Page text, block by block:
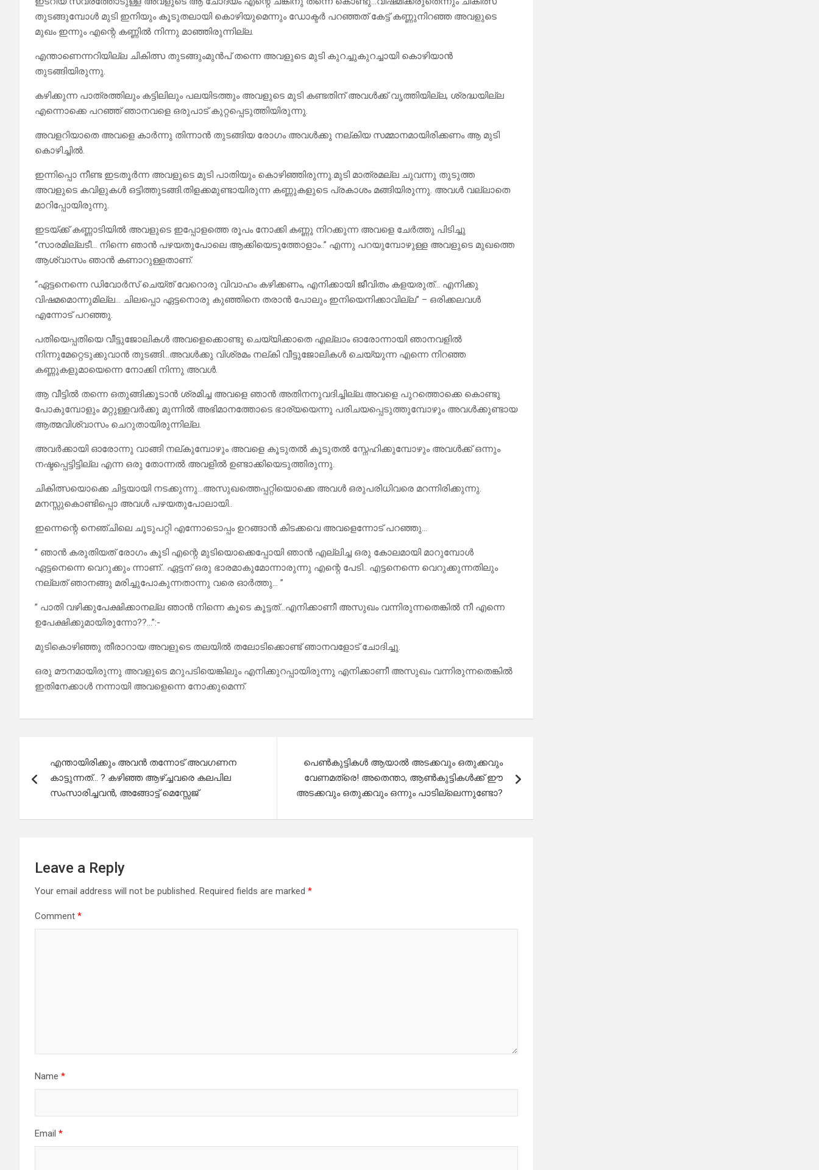
തുടങ്ങുമ്പോൾ മുടി ഇനിയും കൂടുതലായി കൊഴിയുമെന്നും ഡോക്ടർ പറഞ്ഞത് കേട്ട് കണ്ണുനിറഞ്ഞ അവളുടെ
മുഖം ഇന്നും എന്റെ കണ്ണിൽ നിന്നു മാഞ്ഞിരുന്നില്ല.
എന്താണെന്നറിയില്ല ചികിത്സ തുടങ്ങുംമുൻപ് തന്നെ അവളുടെ മുടി കുറച്ചുകുറച്ചായി കൊഴിയാൻ
തുടങ്ങിയിരുന്നു.
കഴിക്കുന്ന പാത്രത്തിലും കട്ടിലിലും പലയിടത്തും അവളുടെ മുടി കണ്ടതിന് അവൾക്ക് വൃത്തിയില്ല, ശ്രദ്ധയില്ല
എന്നൊക്കെ പറഞ്ഞ് ഞാനവളെ ഒരുപാട് കുറ്റപ്പെടുത്തിയിരുന്നു.
അവളറിയാതെ അവളെ കാർന്നു തിന്നാൻ തുടങ്ങിയ രോഗം അവൾക്കു നല്കിയ സമ്മാനമായിരിക്കണം ആ മുടി
കൊഴിച്ചിൽ.
ഇന്നിപ്പൊ നീണ്ട ഇടതൂർന്ന അവളുടെ മുടി പാതിയും കൊഴിഞ്ഞിരുന്നു.മുടി മാത്രമല്ല ചുവന്നു തുടുത്ത
അവളുടെ കവിളുകൾ ഒട്ടിത്തുടങ്ങി.തിളക്കമുണ്ടായിരുന്ന കണ്ണുകളുടെ പ്രകാശം മങ്ങിയിരുന്നു. അവൾ വല്ലാതെ
മാറിപ്പോയിരുന്നു.
ഇടയ്ക്ക് കണ്ണാടിയിൽ അവളുടെ ഇപ്പോളത്തെ രൂപം നോക്കി കണ്ണു നിറക്കുന്ന അവളെ ചേർത്തു പിടിച്ചു
“സാരമില്ലടീ… നിന്നെ ഞാൻ പഴയതുപോലെ ആക്കിയെടുത്തോളാം..” എന്നു പറയുമ്പോഴുള്ള അവളുടെ മുഖത്തെ
ആശ്വാസം ഞാൻ കണാറുള്ളതാണ്.
“ഏട്ടനെന്നെ ഡിവോർസ് ചെയ്ത് വേറൊരു വിവാഹം കഴിക്കണം, എനിക്കായി ജീവിതം കളയരുത്… എനിക്കു
വിഷമമൊന്നുമില്ല… ചിലപ്പൊ ഏട്ടനൊരു കുഞ്ഞിനെ തരാൻ പോലും ഇനിയെനിക്കാവില്ല” – ഒരിക്കലവൾ
എന്നോട് പറഞ്ഞു.
പതിയെപ്പതിയെ വീട്ടുജോലികൾ അവളെക്കൊണ്ടു ചെയ്യിക്കാതെ എല്ലാം ഓരോന്നായി ഞാനവളിൽ
നിന്നുമേറ്റെടുക്കുവാൻ തുടങ്ങി…അവൾക്കു വിശ്രമം നല്കി വീട്ടുജോലികൾ ചെയ്യുന്ന എന്നെ നിറഞ്ഞ
കണ്ണുകളുമായെന്നെ നോക്കി നിന്നു അവൾ.
ആ വീട്ടിൽ തന്നെ ഒതുങ്ങിക്കൂടാൻ ശ്രമിച്ച അവളെ ഞാൻ അതിനനുവദിച്ചില്ല.അവളെ പുറത്തൊക്കെ കൊണ്ടു
പോകുമ്പോളും മറ്റുള്ളവർക്കു മുന്നിൽ അഭിമാനത്തോടെ ഭാര്യയെന്നു പരിചയപ്പെടുത്തുമ്പോഴും അവൾക്കുണ്ടായ
ആത്മവിശ്വാസം ചെറുതായിരുന്നില്ല.
അവർക്കായി ഓരോന്നു വാങ്ങി നല്കുമ്പോഴും അവളെ കൂടുതൽ കൂടുതൽ സ്നേഹിക്കുമ്പോഴും അവൾക്ക് ഒന്നും
നഷ്ടപ്പെട്ടിട്ടില്ല എന്ന ഒരു തോന്നൽ അവളിൽ ഉണ്ടാക്കിയെടുത്തിരുന്നു.
ചികിത്സയൊക്കെ ചിട്ടയായി നടക്കുന്നു…അസുഖത്തെപ്പറ്റിയൊക്കെ അവൾ ഒരുപരിധിവരെ മറന്നിരിക്കുന്നു.
മനസ്സുകൊണ്ടിപ്പൊ അവൾ പഴയതുപോലായി..
ഇന്നെന്റെ നെഞ്ചിലെ ചൂടുപറ്റി എന്നോടൊപ്പം ഉറങ്ങാൻ കിടക്കവെ അവളെന്നോട് പറഞ്ഞു…
” ഞാൻ കരുതിയത് രോഗം കൂടി എന്റെ മുടിയൊക്കെപ്പോയി ഞാൻ എല്ലിച്ച ഒരു കോലമായി മാറുമ്പോൾ
ഏട്ടനെന്നെ വെറുക്കും ന്നാണ്.. ഏട്ടന് ഒരു ഭാരമാകുമോന്നാരുന്നു എന്റെ പേടി.. എട്ടനെന്നെ വെറുക്കുന്നതിലും
നല്ലത് ഞാനങ്ങു മരിച്ചുപോകുന്നതാന്നു വരെ ഓർത്തു… ”
” പാതി വഴിക്കുപേക്ഷിക്കാനല്ല ഞാൻ നിന്നെ കൂടെ കൂട്ടത്…എനിക്കാണീ അസുഖം വന്നിരുന്നതെങ്കിൽ നീ എന്നെ
ഉപേക്ഷിക്കുമായിരുന്നോ??…”:-
മുടികൊഴിഞ്ഞു തീരാറായ അവളുടെ തലയിൽ തലോടിക്കൊണ്ട് ഞാനവളോട് ചോദിച്ചു.
ഒരു മൗനമായിരുന്നു അവളുടെ മറുപടിയെങ്കിലും എനിക്കുറപ്പായിരുന്നു എനിക്കാണീ അസുഖം വന്നിരുന്നതെങ്കിൽ
ഇതിനേക്കാൾ നന്നായി അവളെന്നെ നോക്കുമെന്ന്.
navigation
എന്തായിരിക്കും അവൻ തന്നോട് അവഗണന
കാട്ടുന്നത്… ? കഴിഞ്ഞ ആഴ്ച്ചവരെ കലപില
സംസാരിച്ചവൻ, അങ്ങോട്ട് മെസ്സേജ്
പെൺകുട്ടികൾ ആയാൽ അടക്കവും ഒതുക്കവും
വേണമത്രെ! അതെന്താ, ആൺകുട്ടികൾക്ക് ഈ
അടക്കവും ഒതുക്കവും ഒന്നും പാടില്ലെന്നുണ്ടോ?
Leave a Reply
Your email address will not be published. Required fields are marked *
Comment *
Name *
Email *